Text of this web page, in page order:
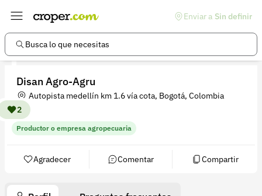
Enviar a Sin definir
Busca lo que necesitas
2
Disan Agro-Agru
Autopista medellín km 1.6 vía cota, Bogotá, Colombia
Productor o empresa agropecuaria
Agradecer Comentar Compartir
Enlaces de interés
Preguntas frecuentes
Ayuda
Información legal
Términos y condiciones
Política de devoluciones